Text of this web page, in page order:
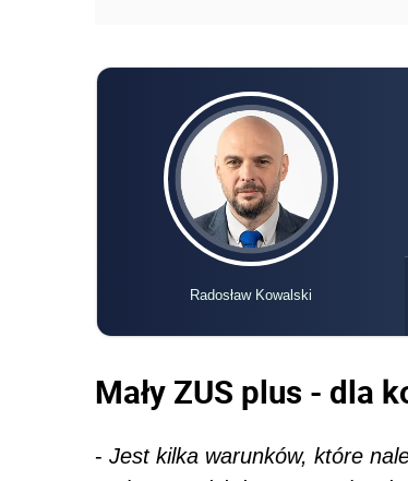
Radosław Kowalski
Mały ZUS plus - dla
- Jest kilka warunków, które